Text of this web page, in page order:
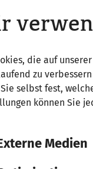
die auf
zu
selbst fest,
können Sie
Medien
a vico Romano
reasons, it is